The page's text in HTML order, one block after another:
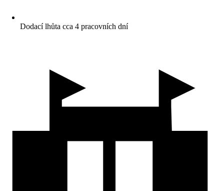
Dodací lhůta cca 4 pracovních dní